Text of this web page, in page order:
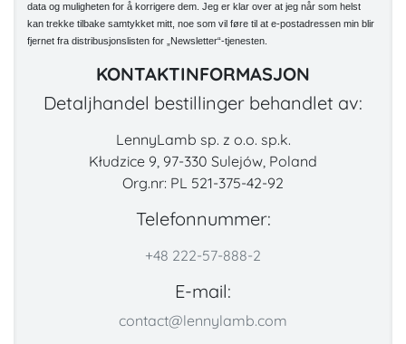
data og muligheten for å korrigere dem. Jeg er klar over at jeg når som helst
kan trekke tilbake samtykket mitt, noe som vil føre til at e-postadressen min blir
fjernet fra distribusjonslisten for „Newsletter“-tjenesten.
KONTAKTINFORMASJON
Detaljhandel bestillinger behandlet av:
LennyLamb sp. z o.o. sp.k.
Kłudzice 9, 97-330 Sulejów, Poland
Org.nr: PL 521-375-42-92
Telefonnummer:
+48 222-57-888-2
E-mail:
contact@lennylamb.com